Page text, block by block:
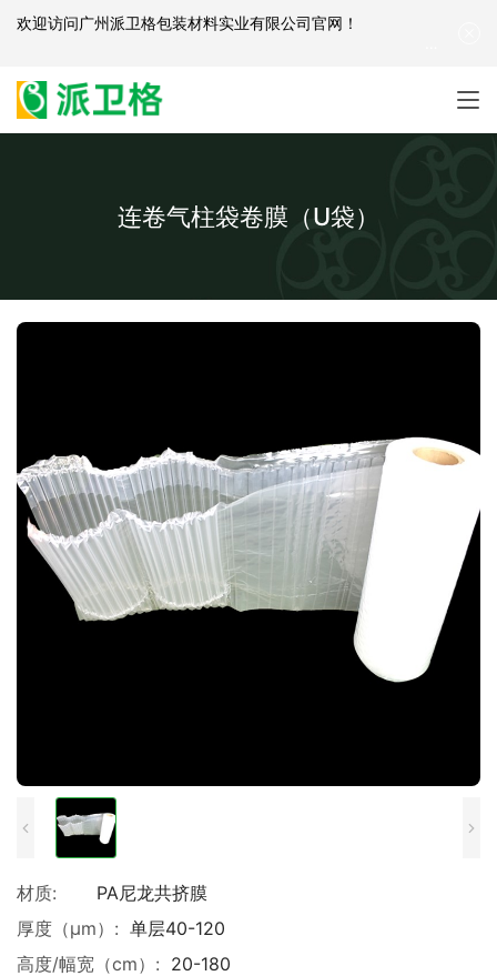
连卷气柱袋卷膜（U袋）
材质:
PA尼龙共挤膜
厚度（μm）: 单层40-120
高度/幅宽（cm）: 20-180
欢迎访问广州派卫格包装材料实业有限公司官网 ！